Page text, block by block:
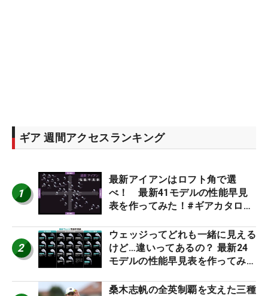
ギア 週間アクセスランキング
1
最新アイアンはロフト角で選
べ！ 最新41モデルの性能早見
表を作ってみた！#ギアカタログ
2
ウェッジってどれも一緒に見える
けど…違いってあるの？ 最新24
モデルの性能早見表を作ってみ
桑木志帆の全英制覇を支えた三種